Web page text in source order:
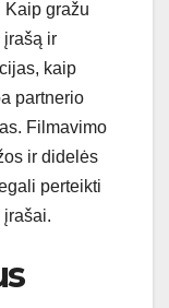
Kaip gražu
įrašą ir
kaip
partnerio
Filmavimo
ir didelės
perteikti